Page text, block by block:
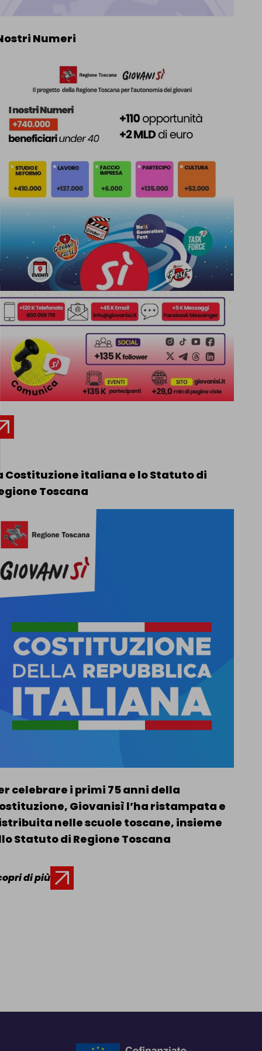
Numeri
Costituzione italiana e lo Statuto di
Toscana
celebrare i primi 75 anni della
Giovanisì l’ha ristampata e
nelle scuole toscane, insieme
Statuto di Regione Toscana
di più